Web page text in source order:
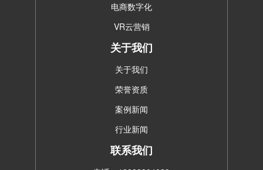
电商数字化
VR云营销
关于我们
关于我们
荣誉资质
案例新闻
行业新闻
联系我们